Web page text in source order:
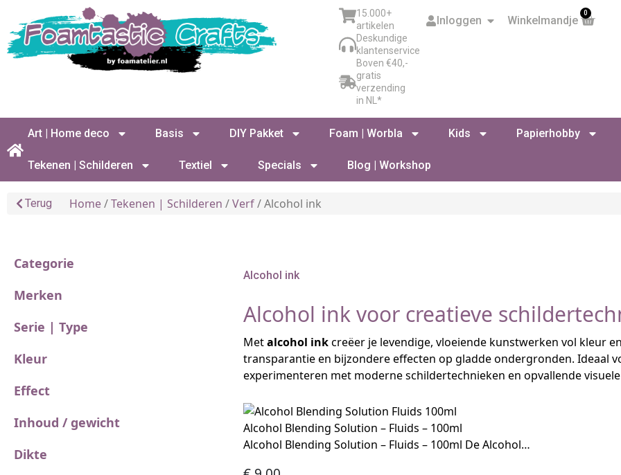
15.000+
artikelen
Deskundige
klantenservice
Boven €40,-
gratis
verzending
in NL*
Inloggen Winkelmandje
0
Art | Home deco Basis DIY Pakket Foam | Worbla Kids Papierhobby
Tekenen | Schilderen Textiel Specials Blog | Workshop
Terug Home/Tekenen | Schilderen /Verf/ Alcohol ink
Categorie
Merken
Serie | Type
Kleur
Effect
Inhoud / gewicht
Dikte
Alcohol ink
Alcohol ink voor creatieve
Metalcohol inkcreëer je levendige, vloeiende kunstwerken vol kleur
transparantie en bijzondere effecten op gladde ondergronden. Ideaal
experimenteren met moderne schildertechnieken en opvallende
Alcohol Blending Solution – Fluids – 100ml
Alcohol Blending Solution – Fluids – 100ml De Alcohol…